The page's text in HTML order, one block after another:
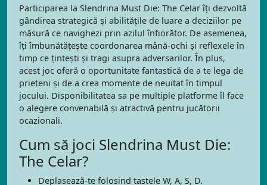
Participarea la Slendrina Must Die: The Celar îți dezvoltă
gândirea strategică și abilitățile de luare a deciziilor pe
măsură ce navighezi prin azilul înfiorător. De asemenea,
îți îmbunătățește coordonarea mână-ochi și reflexele în
timp ce țintești și tragi asupra adversarilor. În plus,
acest joc oferă o oportunitate fantastică de a te lega de
prieteni și de a crea momente de neuitat în timpul
jocului. Disponibilitatea sa pe multiple platforme îl face
o alegere convenabilă și atractivă pentru jucătorii
ocazionali.
Cum să joci Slendrina Must Die:
The Celar?
Deplasează-te folosind tastele W, A, S, D.